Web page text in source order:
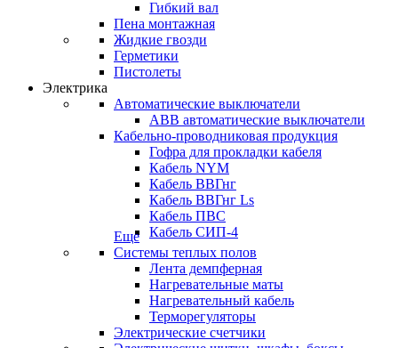
Гибкий вал
Пена монтажная
Жидкие гвозди
Герметики
Пистолеты
Электрика
Автоматические выключатели
ABB автоматические выключатели
Кабельно-проводниковая продукция
Гофра для прокладки кабеля
Кабель NYM
Кабель ВВГнг
Кабель ВВГнг Ls
Кабель ПВС
Кабель СИП-4
Еще
Системы теплых полов
Лента демпферная
Нагревательные маты
Нагревательный кабель
Терморегуляторы
Электрические счетчики